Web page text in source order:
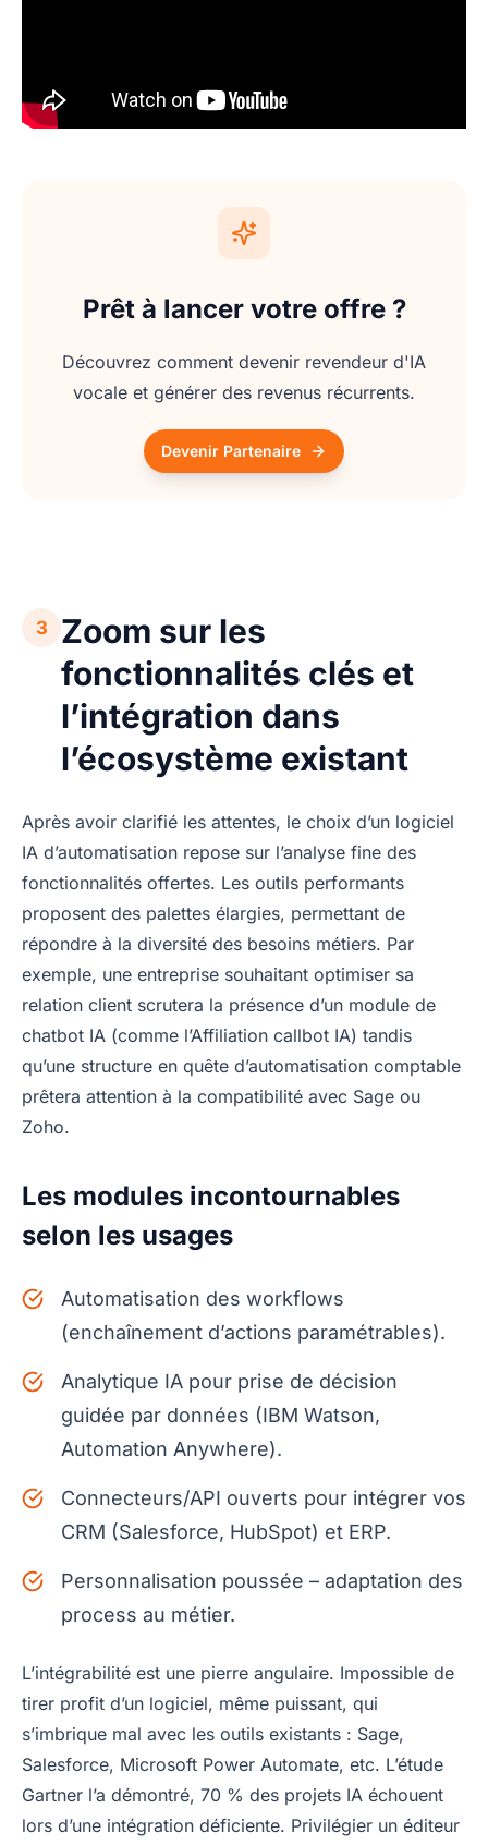
Prêt à lancer votre offre ?
Découvrez comment devenir revendeur d'IA
vocale et générer des revenus récurrents.
Devenir Partenaire
3
Zoom sur les
fonctionnalités clés et
l’intégration dans
l’écosystème existant
Après avoir clarifié les attentes, le choix d’un logiciel
IA d’automatisation repose sur l’analyse fine des
fonctionnalités offertes. Les outils performants
proposent des palettes élargies, permettant de
répondre à la diversité des besoins métiers. Par
exemple, une entreprise souhaitant optimiser sa
relation client scrutera la présence d’un module de
chatbot IA (comme l’Affiliation callbot IA) tandis
qu’une structure en quête d’automatisation comptable
prêtera attention à la compatibilité avec Sage ou
Zoho.
Les modules incontournables
selon les usages
Automatisation des workflows
(enchaînement d’actions paramétrables).
Analytique IA pour prise de décision
guidée par données (IBM Watson,
Automation Anywhere).
Connecteurs/API ouverts pour intégrer vos
CRM (Salesforce, HubSpot) et ERP.
Personnalisation poussée – adaptation des
process au métier.
L’intégrabilité est une pierre angulaire. Impossible de
tirer profit d’un logiciel, même puissant, qui
s’imbrique mal avec les outils existants : Sage,
Salesforce, Microsoft Power Automate, etc. L’étude
Gartner l’a démontré, 70 % des projets IA échouent
lors d’une intégration déficiente. Privilégier un éditeur